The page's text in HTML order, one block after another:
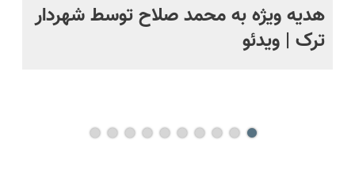
هدیه ویژه به محمد صلاح توسط شهردار
ترک | ویدئو